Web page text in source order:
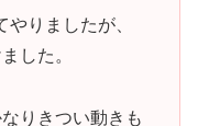
りましたが、
した。
りきつい動きも